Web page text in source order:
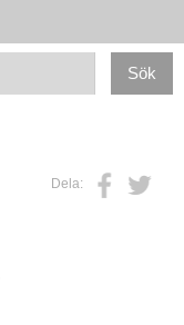
Dela: